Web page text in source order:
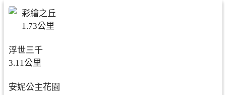
彩繪之丘
1.73公里
浮世三千
3.11公里
安妮公主花園